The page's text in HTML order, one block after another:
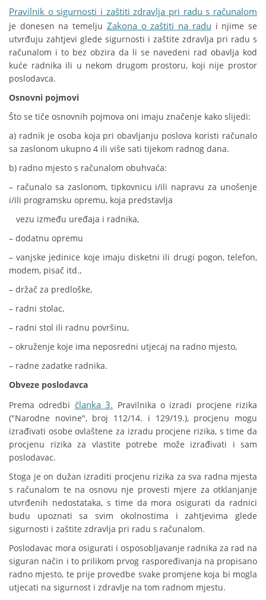
Pravilnik o sigurnosti i zaštiti zdravlja pri radu s računalom
je donesen na temelju Zakona o zaštiti na radu i njime se
utvrđuju zahtjevi glede sigurnosti i zaštite zdravlja pri radu s
računalom i to bez obzira da li se navedeni rad obavlja kod
kuće radnika ili u nekom drugom prostoru, koji nije prostor
poslodavca.
Osnovni pojmovi
Što se tiče osnovnih pojmova oni imaju značenje kako slijedi:
a) radnik je osoba koja pri obavljanju poslova koristi računalo
sa zaslonom ukupno 4 ili više sati tijekom radnog dana.
b) radno mjesto s računalom obuhvaća:
– računalo sa zaslonom, tipkovnicu i/ili napravu za unošenje
i/ili programsku opremu, koja predstavlja
vezu između uređaja i radnika,
– dodatnu opremu
– vanjske jedinice koje imaju disketni ili drugi pogon, telefon,
modem, pisač itd.,
– držač za predloške,
– radni stolac,
– radni stol ili radnu površinu,
– okruženje koje ima neposredni utjecaj na radno mjesto,
– radne zadatke radnika.
Obveze poslodavca
Prema odredbi članka 3. Pravilnika o izradi procjene rizika
("Narodne novine", broj 112/14. i 129/19.), procjenu mogu
izrađivati osobe ovlaštene za izradu procjene rizika, s time da
procjenu rizika za vlastite potrebe može izrađivati i sam
poslodavac.
Stoga je on dužan izraditi procjenu rizika za sva radna mjesta
s računalom te na osnovu nje provesti mjere za otklanjanje
utvrđenih nedostataka, s time da mora osigurati da radnici
budu upoznati sa svim okolnostima i zahtjevima glede
sigurnosti i zaštite zdravlja pri radu s računalom.
Poslodavac mora osigurati i osposobljavanje radnika za rad na
siguran način i to prilikom prvog raspoređivanja na propisano
radno mjesto, te prije provedbe svake promjene koja bi mogla
utjecati na sigurnost i zdravlje na tom radnom mjestu.